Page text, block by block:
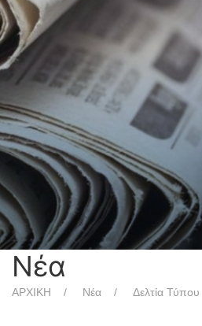
Νέα
ΑΡΧΙΚΗ Νέα Δελτία Τύπου